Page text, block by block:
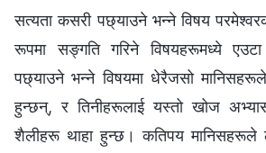
सत्यता कसरी पछ्याउने भन्‍ने विषय
रूपमा सङ्गति गरिने विषयहरूमध्ये
पछ्याउने भन्‍ने विषयमा धेरैजसो
हुन्छन्, र तिनीहरूलाई यस्तो खोज
शैलीहरू थाहा हुन्छ। कतिपय मानिसहरूले